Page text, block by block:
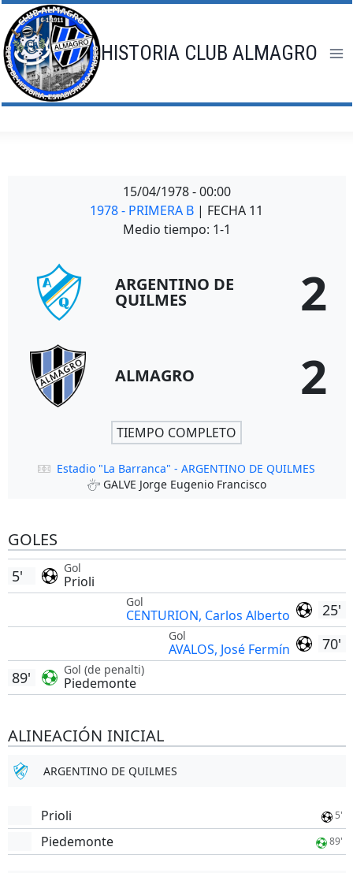
Saltar
al
contenido
HISTORIA CLUB ALMAGRO
15/04/1978 - 00:00
1978 - PRIMERA B | FECHA 11
Medio tiempo: 1-1
ARGENTINO DE
QUILMES 2
ALMAGRO 2
TIEMPO COMPLETO
Estadio "La Barranca" - ARGENTINO DE QUILMES
GALVE Jorge Eugenio Francisco
GOLES
Gol
Prioli
5'
25'
Gol
CENTURION, Carlos Alberto
70'
Gol
AVALOS, José Fermín
Gol (de penalti)
Piedemonte
89'
ALINEACIÓN INICIAL
ARGENTINO DE QUILMES
Prioli 5'
Piedemonte 89'